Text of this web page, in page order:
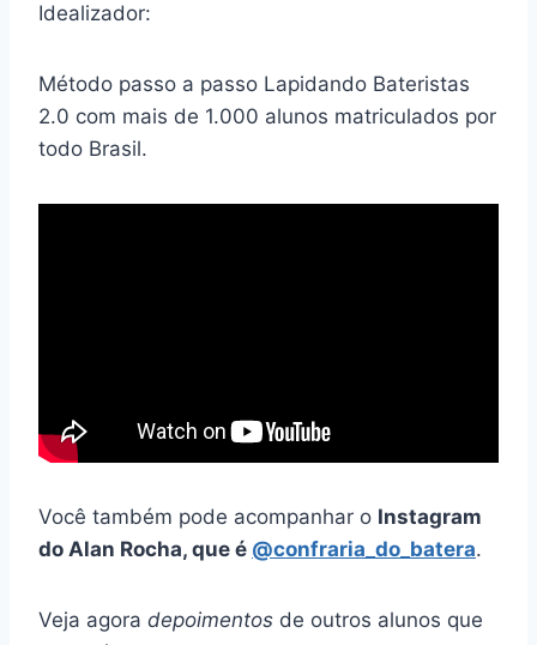
Idealizador:
Método passo a passo Lapidando Bateristas
2.0 com mais de 1.000 alunos matriculados por
todo Brasil.
Você também pode acompanhar o Instagram
do Alan Rocha, que é @confraria_do_batera.
Veja agora depoimentos de outros alunos que